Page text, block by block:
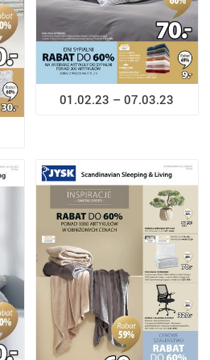
01.02.23 – 07.03.23